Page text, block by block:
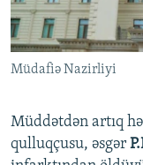
Müdafiə Nazirliyi
Müddətdən artıq
qulluqçusu, əsgər